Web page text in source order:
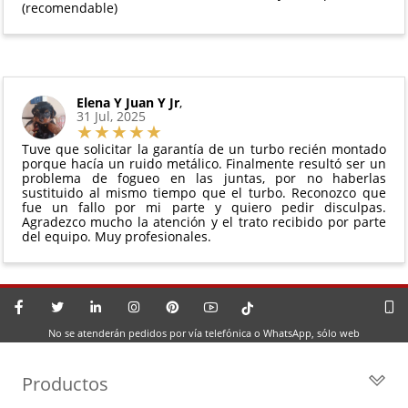
(recomendable)
Elena Y Juan Y Jr,
31 Jul, 2025
Tuve que solicitar la garantía de un turbo recién montado
porque hacía un ruido metálico. Finalmente resultó ser un
problema de fogueo en las juntas, por no haberlas
sustituido al mismo tiempo que el turbo. Reconozco que
fue un fallo por mi parte y quiero pedir disculpas.
Agradezco mucho la atención y el trato recibido por parte
del equipo. Muy profesionales.
No se atenderán pedidos por vía telefónica o WhatsApp, sólo web
Productos